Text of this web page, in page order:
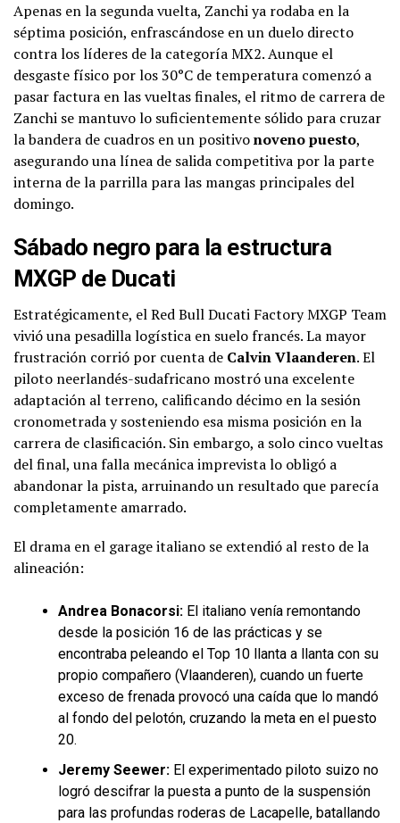
Apenas en la segunda vuelta, Zanchi ya rodaba en la
séptima posición, enfrascándose en un duelo directo
contra los líderes de la categoría MX2. Aunque el
desgaste físico por los 30°C de temperatura comenzó a
pasar factura en las vueltas finales, el ritmo de carrera de
Zanchi se mantuvo lo suficientemente sólido para cruzar
la bandera de cuadros en un positivonoveno puesto,
asegurando una línea de salida competitiva por la parte
interna de la parrilla para las mangas principales del
domingo.
Sábado negro para la estructura
MXGP de Ducati
Estratégicamente, el Red Bull Ducati Factory MXGP Team
vivió una pesadilla logística en suelo francés. La mayor
frustración corrió por cuenta de Calvin Vlaanderen. El
piloto neerlandés-sudafricano mostró una excelente
adaptación al terreno, calificando décimo en la sesión
cronometrada y sosteniendo esa misma posición en la
carrera de clasificación. Sin embargo, a solo cinco vueltas
del final, una falla mecánica imprevista lo obligó a
abandonar la pista, arruinando un resultado que parecía
completamente amarrado.
El drama en el garage italiano se extendió al resto de la
alineación:
Andrea Bonacorsi: El italiano venía remontando
desde la posición 16 de las prácticas y se
encontraba peleando el Top 10 llanta a llanta con su
propio compañero (Vlaanderen), cuando un fuerte
exceso de frenada provocó una caída que lo mandó
al fondo del pelotón, cruzando la meta en el puesto
20.
Jeremy Seewer: El experimentado piloto suizo no
logró descifrar la puesta a punto de la suspensión
para las profundas roderas de Lacapelle, batallando